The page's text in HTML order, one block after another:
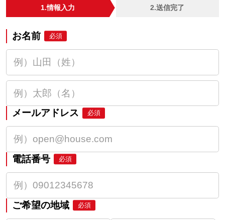
1.情報入力 2.送信完了
お名前 必須
メールアドレス 必須
電話番号 必須
ご希望の地域 必須